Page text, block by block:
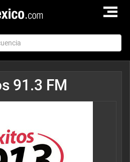
TOGGLE
91.3 FM